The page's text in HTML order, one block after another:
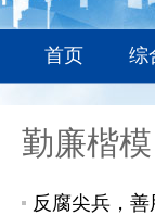
首页 综
勤廉楷模
反腐尖兵，